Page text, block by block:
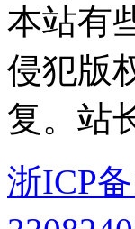
本站有
侵犯版
复。站
浙ICP